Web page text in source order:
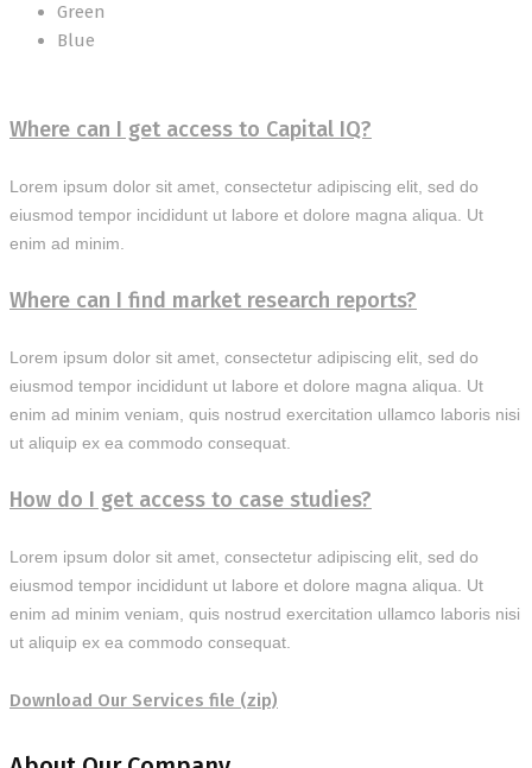
Green
Blue
Where can I get access to Capital IQ?
Lorem ipsum dolor sit amet, consectetur adipiscing elit, sed do
eiusmod tempor incididunt ut labore et dolore magna aliqua. Ut
enim ad minim.
Where can I find market research reports?
Lorem ipsum dolor sit amet, consectetur adipiscing elit, sed do
eiusmod tempor incididunt ut labore et dolore magna aliqua. Ut
enim ad minim veniam, quis nostrud exercitation ullamco laboris nisi
ut aliquip ex ea commodo consequat.
How do I get access to case studies?
Lorem ipsum dolor sit amet, consectetur adipiscing elit, sed do
eiusmod tempor incididunt ut labore et dolore magna aliqua. Ut
enim ad minim veniam, quis nostrud exercitation ullamco laboris nisi
ut aliquip ex ea commodo consequat.
Download Our Services file (zip)